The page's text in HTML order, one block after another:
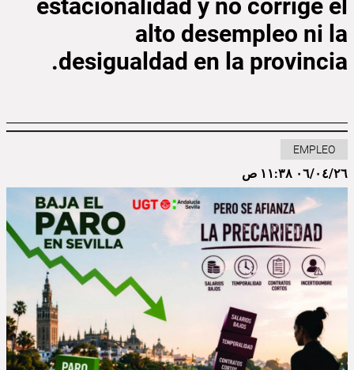
estacionalidad y no corrige el
alto desempleo ni la
desigualdad en la provincia.
EMPLEO
٠٦/٠٤/٢٦ ١١:٣٨ ص